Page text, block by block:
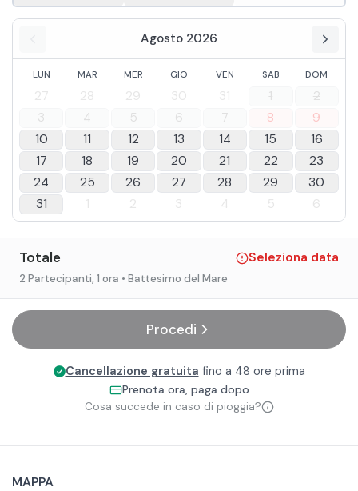
Agosto 2026
LUN MAR MER GIO VEN SAB DOM
27 28 29 30 31 1
2
3
4 5 6 7 8
9
10
11 12 13 14 15
16
17
18 19 20 21 22
23
24
25 26 27 28 29
30
31
1 2 3 4 5 6
Totale Seleziona data
2 Partecipanti, 1 ora • Battesimo del Mare
Procedi
Cancellazione gratuita fino a 48 ore prima
Prenota ora, paga dopo
Cosa succede in caso di pioggia?
MAPPA